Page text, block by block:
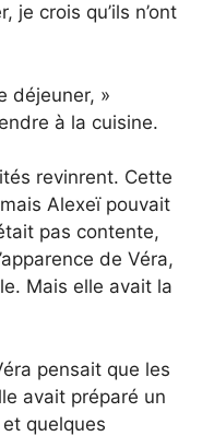
crois qu’ils n’ont
déjeuner, »
à la cuisine.
revinrent. Cette
Alexeï pouvait
pas contente,
de Véra,
Mais elle avait la
pensait que les
avait préparé un
quelques